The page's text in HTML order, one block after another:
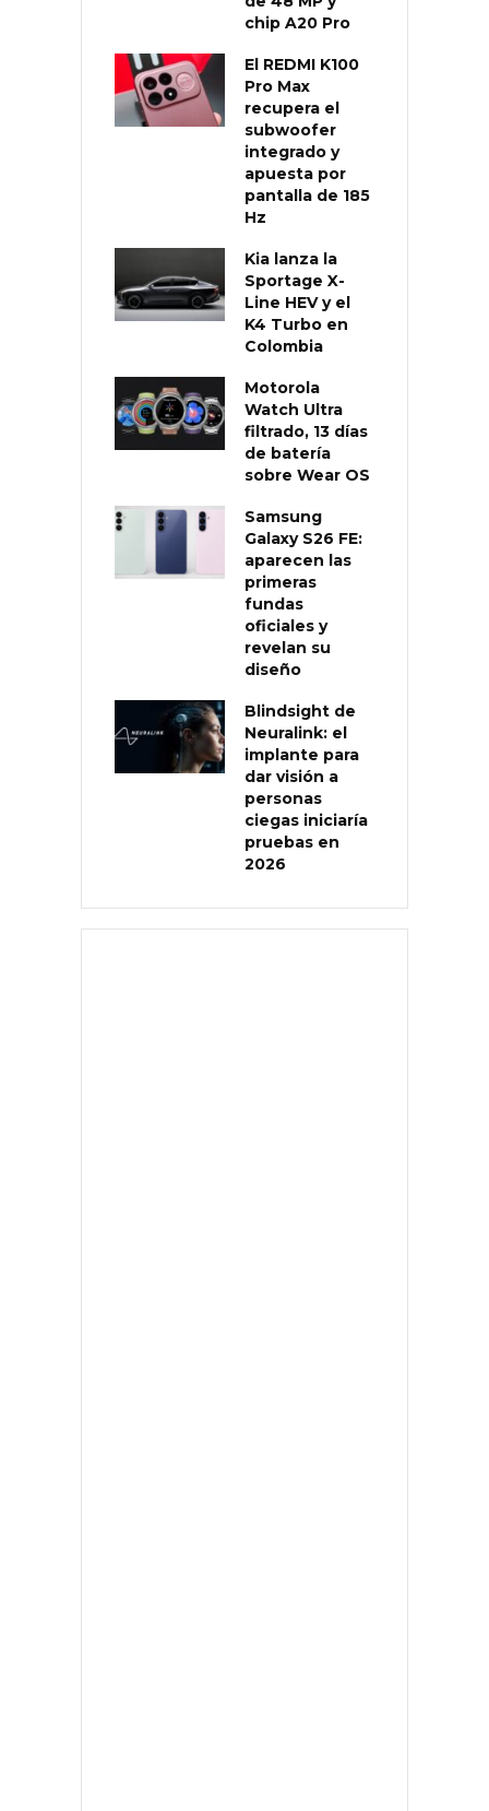
chip A20 Pro
El REDMI K100
Pro Max
recupera el
subwoofer
integrado y
apuesta por
pantalla de 185
Hz
Kia lanza la
Sportage X-
Line HEV y el
K4 Turbo en
Colombia
Motorola
Watch Ultra
filtrado, 13 días
de batería
sobre Wear OS
Samsung
Galaxy S26 FE:
aparecen las
primeras
fundas
oficiales y
revelan su
diseño
Blindsight de
Neuralink: el
implante para
dar visión a
personas
ciegas iniciaría
pruebas en
2026